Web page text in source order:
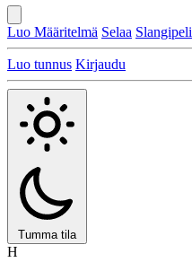
Luo Määritelmä Selaa Slangipeli
Luo tunnus Kirjaudu
Tumma tila
H